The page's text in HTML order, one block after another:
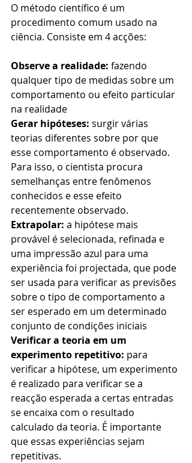
O método científico é um
procedimento comum usado na
ciência. Consiste em 4 acções:
Observe a realidade: fazendo
qualquer tipo de medidas sobre um
comportamento ou efeito particular
na realidade
Gerar hipóteses: surgir várias
teorias diferentes sobre por que
esse comportamento é observado.
Para isso, o cientista procura
semelhanças entre fenômenos
conhecidos e esse efeito
recentemente observado.
Extrapolar: a hipótese mais
provável é selecionada, refinada e
uma impressão azul para uma
experiência foi projectada, que pode
ser usada para verificar as previsões
sobre o tipo de comportamento a
ser esperado em um determinado
conjunto de condições iniciais
Verificar a teoria em um
experimento repetitivo: para
verificar a hipótese, um experimento
é realizado para verificar se a
reacção esperada a certas entradas
se encaixa com o resultado
calculado da teoria. É importante
que essas experiências sejam
repetitivas.